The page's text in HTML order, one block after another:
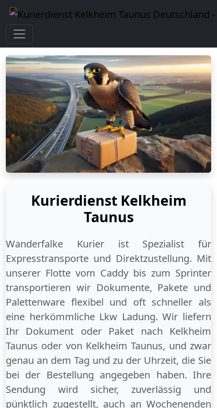
Kurierdienst Kelkheim
Taunus
Wanderfalke Kurier ist Spezialist für
Expresstransporte und Direktzustellung. Mit
unserer Flotte vom Caddy bis zum Sprinter
transportieren wir Dokumente, Pakete und
Palettenware flexibel und oft schneller als
eine herkömmliche Lkw Ladung. Wir liefern
Ihr Dokument oder Paket nach Kelkheim
Taunus oder von Kelkheim Taunus, und zwar
genau an dem Tag und zu der Uhrzeit, die Sie
bei der Bestellung angegeben haben. Ihre
Sendung wird sicher, zuverlässig und
pünktlich zugestellt, auch an Wochenenden